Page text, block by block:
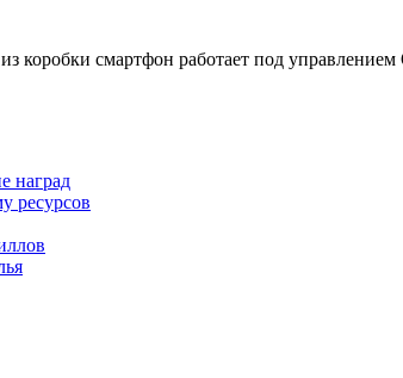
коробки смартфон работает под
наград
ресурсов